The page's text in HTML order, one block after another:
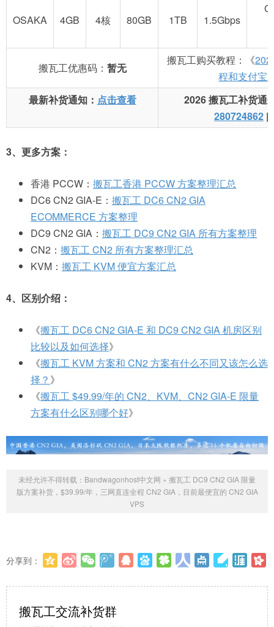
OSAKA
4GB 4核 80GB 1TB 1.5Gbps
搬瓦工优惠码： 暂无
搬瓦工购买教程：《
程和支付宝
最新补货通知： 点击查看
2026 搬瓦工补货通
280724862 |
3、更多方案：
香港 PCCW： 搬瓦工香港 PCCW 方案整理汇总
DC6 CN2 GIA-E： 搬瓦工 DC6 CN2 GIA
ECOMMERCE 方案整理
DC9 CN2 GIA： 搬瓦工 DC9 CN2 GIA 所有方案整理
CN2： 搬瓦工 CN2 所有方案整理汇总
KVM： 搬瓦工 KVM 便宜方案汇总
4、区别介绍：
《搬瓦工 DC6 CN2 GIA-E 和 DC9 CN2 GIA 机房区别
比较以及如何选择》
《搬瓦工 KVM 方案和 CN2 方案有什么不同又该怎么选
择？ 》
《搬瓦工 $49.99/年的 CN2、KVM、CN2 GIA-E 限量
方案有什么区别哪个好》
未经允许不得转载： Bandwagonhost中文网 » 搬瓦工 DC9 CN2 GIA 限量
版方案补货，$39.99/年，三网直连全程 CN2 GIA，目前最便宜的 CN2 GIA
VPS
分享到：
搬瓦工交流补货群